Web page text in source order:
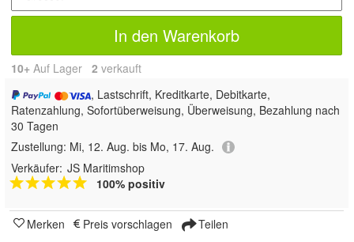
In den Warenkorb
10+ Auf Lager 2 verkauft
, Lastschrift, Kreditkarte, Debitkarte,
Ratenzahlung, Sofortüberweisung, Überweisung, Bezahlung nach
30 Tagen
Zustellung: Mi, 12. Aug. bis Mo, 17. Aug.
Verkäufer: JS Maritimshop
100% positiv
Merken Preis vorschlagen Teilen